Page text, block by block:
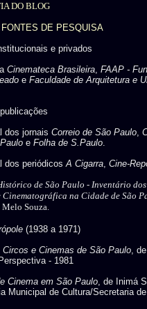
DO BLOG
DE PESQUISA
e privados
Cinemateca Brasileira, FAAP -
e Faculdade de Arquitetura e
dos jornais Correio de São Paulo,
e Folha de S.Paulo.
dos periódicosA Cigarra, Cine-
de São Paulo - Inventário dos
na Cidade de São
Melo Souza.
(1938 a 1971)
Circos e Cinemas de São Paulo,
- 1981
Cinema em São Paulo, de Inimá
Municipal de Cultura/Secretaria